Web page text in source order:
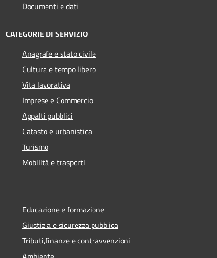
Documenti e dati
CATEGORIE DI SERVIZIO
Anagrafe e stato civile
Cultura e tempo libero
Vita lavorativa
Imprese e Commercio
Appalti pubblici
Catasto e urbanistica
Turismo
Mobilità e trasporti
Educazione e formazione
Giustizia e sicurezza pubblica
Tributi,finanze e contravvenzioni